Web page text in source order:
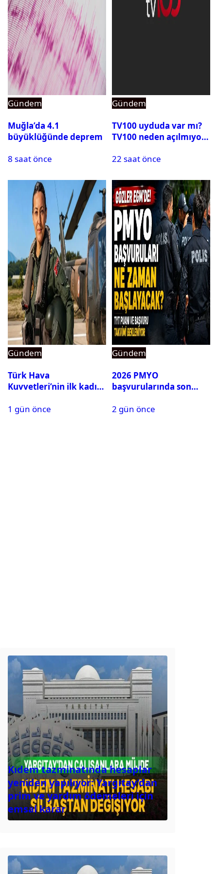
Gündem
Muğla’da 4.1
büyüklüğünde deprem
8 saat önce
Gündem
TV100 uyduda var mı?
TV100 neden açılmıyor?
22 saat önce
Gündem
Türk Hava
Kuvvetleri’nin ilk kadın
Karapınar hakkında
1 gün önce
Gündem
2026 PMYO
başvurularında son
2 gün önce
Kıdem tazminatında hesaplar
yeniden yapılıyor: Yargıtay’dan
prim ve yardım ödemeleri için
emsal karar